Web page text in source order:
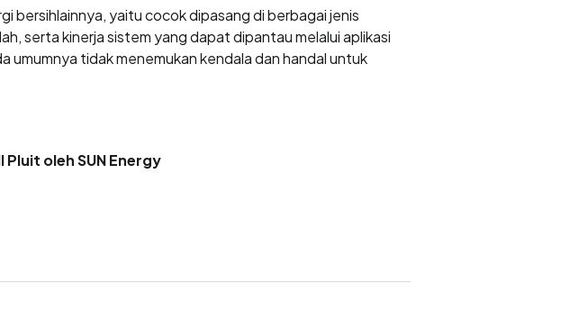
bersihlainnya, yaitu cocok dipasang di berbagai jenis
serta kinerja sistem yang dapat dipantau melalui aplikasi
umumnya tidak menemukan kendala dan handal untuk
Pluit oleh SUN Energy